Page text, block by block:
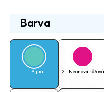
Barva
1 - Aqua 2 - Neonová růžová